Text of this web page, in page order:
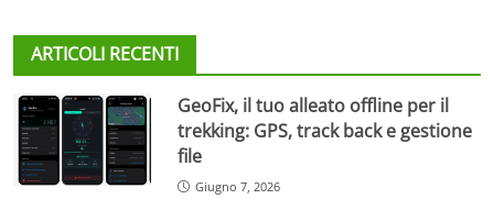
ARTICOLI RECENTI
GeoFix, il tuo alleato offline per il
trekking: GPS, track back e gestione
file
Giugno 7, 2026